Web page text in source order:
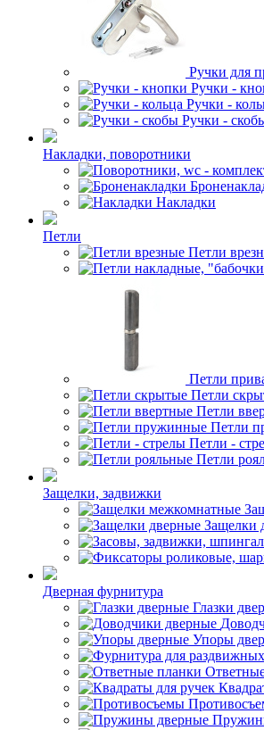
Ручки для
Ручки -
Ручки -
Ручки -
Накладки, поворотники
Накладки
Петли
Петли
Петли
Петли
Петли
Петли
Петли -
Петли
Защелки, задвижки
Защелки
Дверная фурнитура
Глазки
Упоры